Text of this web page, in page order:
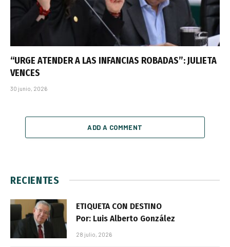
“URGE ATENDER A LAS INFANCIAS ROBADAS”: JULIETA
VENCES
30 junio, 2026
ADD A COMMENT
RECIENTES
ETIQUETA CON DESTINO
Por: Luis Alberto González
28 julio, 2026